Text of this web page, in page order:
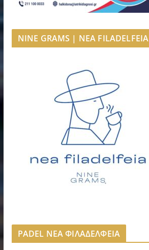
NINE GRAMS | NEA FILADELFEIA
PADEL ΝΕΑ ΦΙΛΑΔΕΛΦΕΙΑ